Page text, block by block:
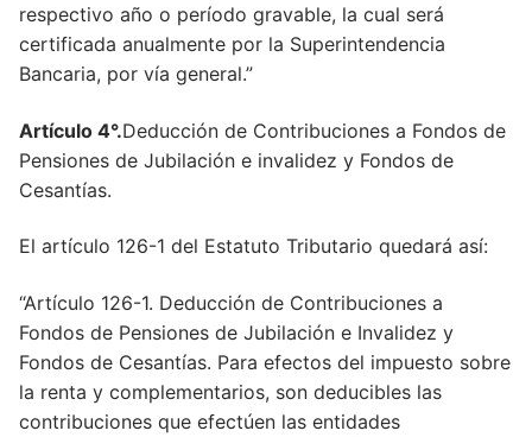
respectivo año o período gravable, la cual será
certificada anualmente por la Superintendencia
Bancaria, por vía general.”
Artículo 4°.Deducción de Contribuciones a Fondos de
Pensiones de Jubilación e invalidez y Fondos de
Cesantías.
El artículo 126-1 del Estatuto Tributario quedará así:
“Artículo 126-1. Deducción de Contribuciones a
Fondos de Pensiones de Jubilación e Invalidez y
Fondos de Cesantías. Para efectos del impuesto sobre
la renta y complementarios, son deducibles las
contribuciones que efectúen las entidades